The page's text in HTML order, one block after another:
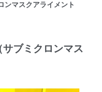
ンマスクアライメント
ブミクロンマス